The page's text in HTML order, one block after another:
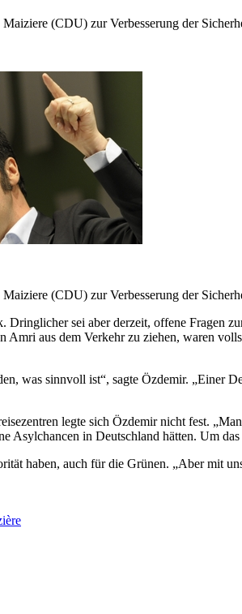
(CDU) zur Verbesserung der
(CDU) zur Verbesserung der
sei aber derzeit, offene Fragen
aus dem Verkehr zu ziehen, waren
was sinnvoll ist“, sagte Özdemir.
legte sich Özdemir nicht fest.
Asylchancen in Deutschland hätten. Um
haben, auch für die Grünen. „Aber mit